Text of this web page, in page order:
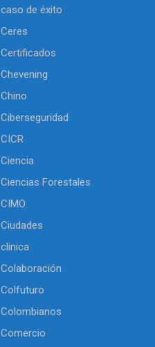
caso de éxito
Ceres
Certificados
Chevening
Chino
Ciberseguridad
CICR
Ciencia
Ciencias Forestales
CIMO
Ciudades
clinica
Colaboración
Colfuturo
Colombianos
Comercio